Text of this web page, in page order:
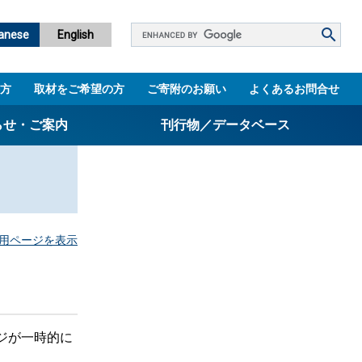
English
Google
ス
索
取材をご希望の方 ご寄附のお願い よくあるお問合せ
せ・ご案内 刊行物／データベース
設立5周年誌
ページを表示
が一時的に